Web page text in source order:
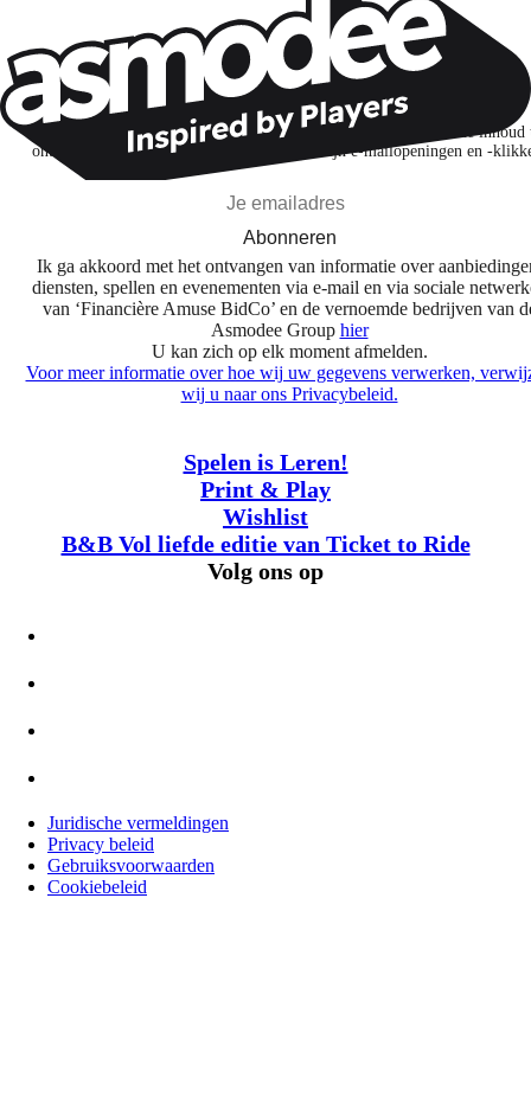
Wil je nog meer spelnieuws ontvangen?
Ik abonneer me om spellen, nieuwe releases en gepersonaliseerde inhoud
ontdekken op basis van mijn interesses en mijn e-mailopeningen en -
Abonneren
Ik ga akkoord met het ontvangen van informatie over
diensten, spellen en evenementen via e-mail en via sociale
van ‘Financière Amuse BidCo’ en de vernoemde bedrijven van
Asmodee Group hier
U kan zich op elk moment afmelden.
Voor meer informatie over hoe wij uw gegevens verwerken,
wij u naar ons Privacybeleid.
Spelen is Leren!
Print & Play
Wishlist
B&B Vol liefde editie van Ticket to Ride
Volg ons op
Juridische vermeldingen
Privacy beleid
Gebruiksvoorwaarden
Cookiebeleid